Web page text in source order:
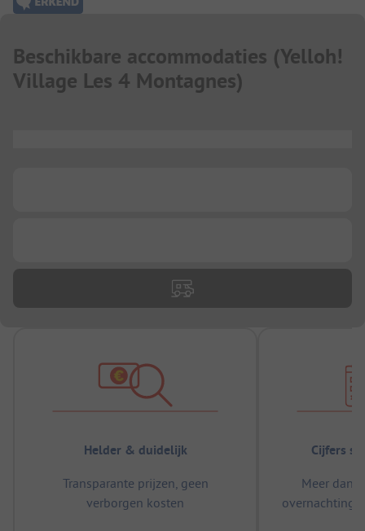
Beschikbare accommodaties (Yelloh!
Village Les 4 Montagnes)
Helder & duidelijk
Transparante prijzen, geen
verborgen kosten
Cijfers
Meer dan